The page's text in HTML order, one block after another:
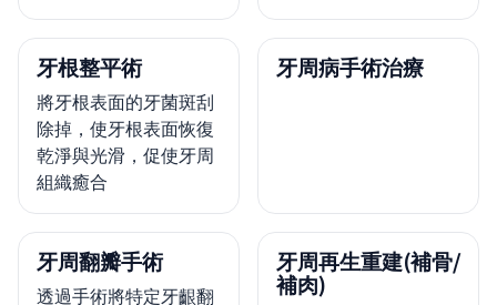
牙根整平術
將牙根表面的牙菌斑刮
除掉，使牙根表面恢復
乾淨與光滑，促使牙周
組織癒合
牙周病手術治療
牙周翻瓣手術
透過手術將特定牙齦翻
牙周再生重建(補骨/
補肉)